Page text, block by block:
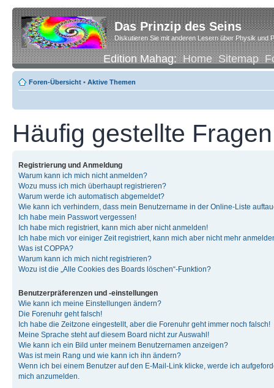
Das Prinzip des Seins
Diskutieren Sie mit anderen Lesern über Physik und
Edition Mahag:Home Sitemap
Foren-Übersicht • Aktive Themen
Häufig gestellte Fragen
Registrierung und Anmeldung
Warum kann ich mich nicht anmelden?
Wozu muss ich mich überhaupt registrieren?
Warum werde ich automatisch abgemeldet?
Wie kann ich verhindern, dass mein Benutzername in der Online-Liste
Ich habe mein Passwort vergessen!
Ich habe mich registriert, kann mich aber nicht anmelden!
Ich habe mich vor einiger Zeit registriert, kann mich aber nicht mehr
Was ist COPPA?
Warum kann ich mich nicht registrieren?
Wozu ist die „Alle Cookies des Boards löschen“-Funktion?
Benutzerpräferenzen und -einstellungen
Wie kann ich meine Einstellungen ändern?
Die Forenuhr geht falsch!
Ich habe die Zeitzone eingestellt, aber die Forenuhr geht immer noch falsch!
Meine Sprache steht auf diesem Board nicht zur Auswahl!
Wie kann ich ein Bild unter meinem Benutzernamen anzeigen?
Was ist mein Rang und wie kann ich ihn ändern?
Wenn ich bei einem Benutzer auf den E-Mail-Link klicke, werde ich
mich anzumelden.